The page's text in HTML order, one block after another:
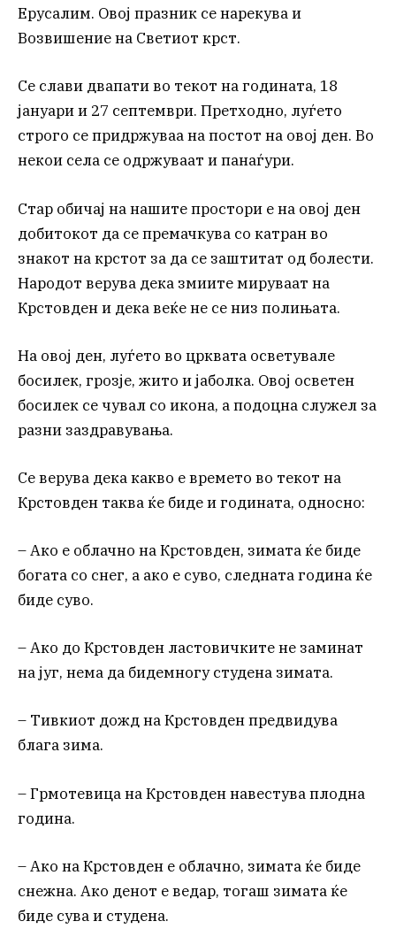
Ерусалим. Овој празник се нарекува и
Возвишение на Светиот крст.
Се слави двапати во текот на годината, 18
јануари и 27 септември. Претходно, луѓето
строго се придржуваа на постот на овој ден. Во
некои села се одржуваат и панаѓури.
Стар обичај на нашите простори е на овој ден
добитокот да се премачкува со катран во
знакот на крстот за да се заштитат од болести.
Народот верува дека змиите мируваат на
Крстовден и дека веќе не се низ полињата.
На овој ден, луѓето во црквата осветувале
босилек, грозје, жито и јаболка. Овој осветен
босилек се чувал со икона, а подоцна служел за
разни заздравувања.
Се верува дека какво е времето во текот на
Крстовден таква ќе биде и годината, односно:
– Ако е облачно на Крстовден, зимата ќе биде
богата со снег, а ако е суво, следната година ќе
биде суво.
– Ако до Крстовден ластовичките не заминат
на југ, нема да бидемногу студена зимата.
– Тивкиот дожд на Крстовден предвидува
блага зима.
– Грмотевица на Крстовден навестува плодна
година.
– Ако на Крстовден е облачно, зимата ќе биде
снежна. Ако денот е ведар, тогаш зимата ќе
биде сува и студена.